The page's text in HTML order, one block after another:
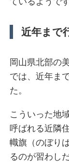
近年まで
岡山県北部の
では、近年ま
た。
こういった地
呼ばれる近隣
幟旗（のぼり
るのが習わし